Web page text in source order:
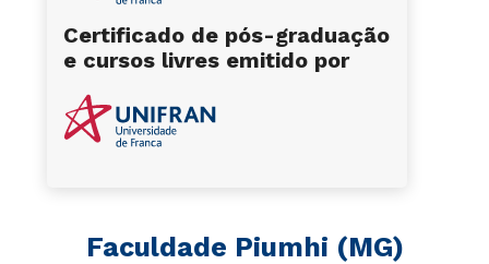
Faculdade Piumhi (MG)
Certificado de pós-graduação
e cursos livres emitido por